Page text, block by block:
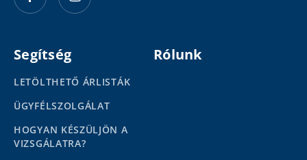
Segítség
LETÖLTHETŐ ÁRLISTÁK
ÜGYFÉLSZOLGÁLAT
HOGYAN KÉSZÜLJÖN A
VIZSGÁLATRA?
Rólunk